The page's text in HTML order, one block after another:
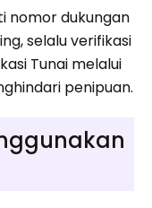
nomor dukungan
selalu verifikasi
Tunai melalui
penipuan.